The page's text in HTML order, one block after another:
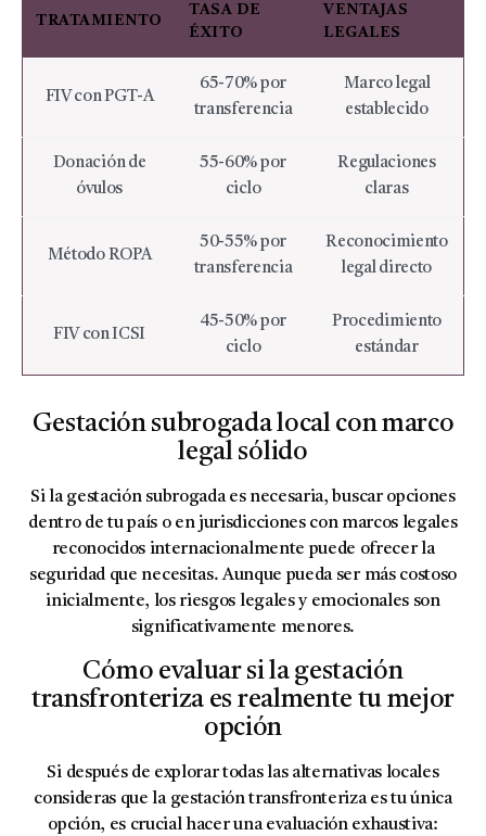
TRATAMIENTO
TASA DE
ÉXITO
VENTAJAS
LEGALES
FIV con PGT-A
65-70% por
transferencia
Marco legal
establecido
Donación de
óvulos
55-60% por
ciclo
Regulaciones
claras
Método ROPA
50-55% por
transferencia
Reconocimiento
legal directo
FIV con ICSI
45-50% por
ciclo
Procedimiento
estándar
Gestación subrogada local con marco
legal sólido
Si la gestación subrogada es necesaria, buscar opciones
dentro de tu país o en jurisdicciones con marcos legales
reconocidos internacionalmente puede ofrecer la
seguridad que necesitas. Aunque pueda ser más costoso
inicialmente, los riesgos legales y emocionales son
significativamente menores.
Cómo evaluar si la gestación
transfronteriza es realmente tu mejor
opción
Si después de explorar todas las alternativas locales
consideras que la gestación transfronteriza es tu única
opción, es crucial hacer una evaluación exhaustiva: